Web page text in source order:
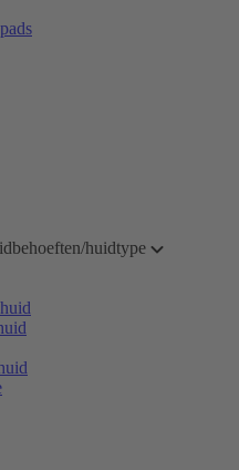
huidtype